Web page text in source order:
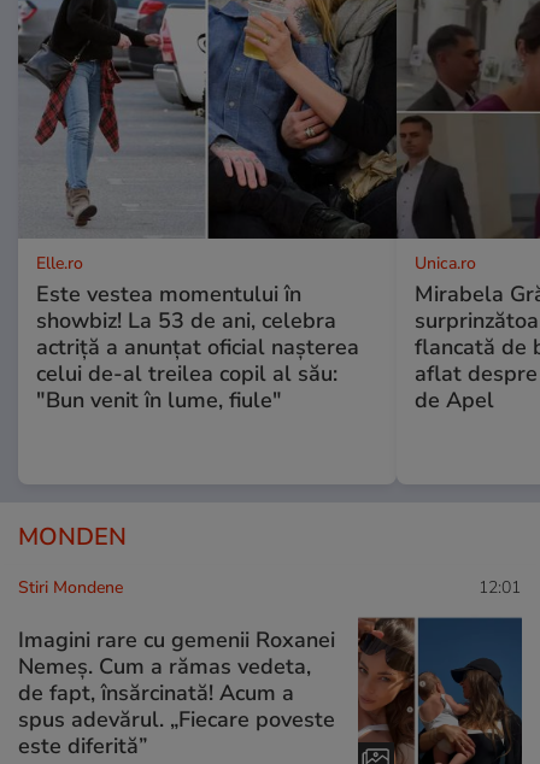
Elle.ro
Este vestea momentului în
showbiz! La 53 de ani, celebra
actriță a anunțat oficial nașterea
celui de-al treilea copil al său:
"Bun venit în lume, fiule"
Unica.ro
Mirabela
flancată de
aflat
de Apel
MONDEN
Stiri Mondene 12:01
Imagini rare cu gemenii Roxanei
Nemeș. Cum a rămas vedeta,
de fapt, însărcinată! Acum a
spus adevărul. „Fiecare poveste
este diferită”